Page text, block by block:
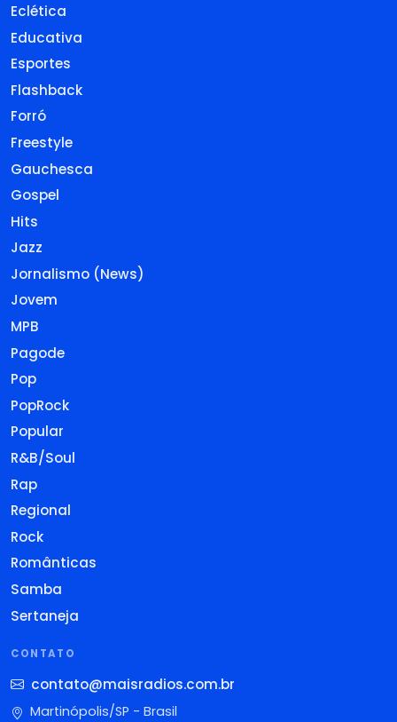
Eclética
Educativa
Esportes
Flashback
Forró
Freestyle
Gauchesca
Gospel
Hits
Jazz
Jornalismo (News)
Jovem
MPB
Pagode
Pop
PopRock
Popular
R&B/Soul
Rap
Regional
Rock
Românticas
Samba
Sertaneja
CONTATO
contato@maisradios.com.br
Martinópolis/SP - Brasil